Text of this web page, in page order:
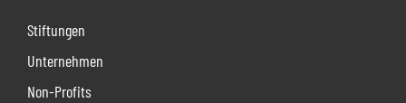
Stiftungen
Unternehmen
Non-Profits